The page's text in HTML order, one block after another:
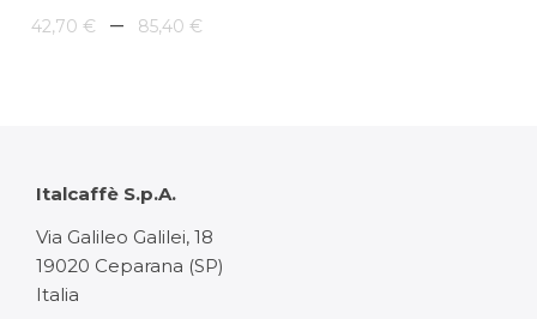
42,70 € – 85,40 €
85,40 €
Italcaffè S.p.A.
Via Galileo Galilei, 18
19020 Ceparana (SP)
Italia